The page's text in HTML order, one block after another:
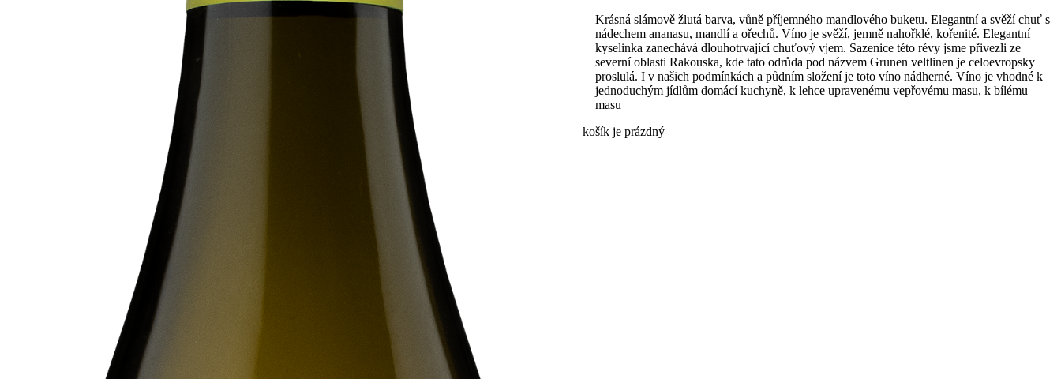
Krásná slámově žlutá barva, vůně příjemného mandlového buketu. Elegantní a svěží chuť s
nádechem ananasu, mandlí a ořechů. Víno je svěží, jemně nahořklé, kořenité. Elegantní
kyselinka zanechává dlouhotrvající chuťový vjem. Sazenice této révy jsme přivezli ze
severní oblasti Rakouska, kde tato odrůda pod názvem Grunen veltlinen je celoevropsky
proslulá. I v našich podmínkách a půdním složení je toto víno nádherné. Víno je vhodné k
jednoduchým jídlům domácí kuchyně, k lehce upravenému vepřovému masu, k bílému
masu
košík je prázdný